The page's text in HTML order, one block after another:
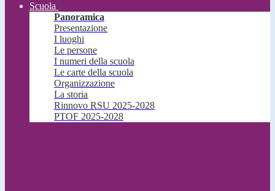
Scuola
Panoramica
Presentazione
I luoghi
Le persone
I numeri della scuola
Le carte della scuola
Organizzazione
La storia
Rinnovo RSU 2025-2028
PTOF 2025-2028